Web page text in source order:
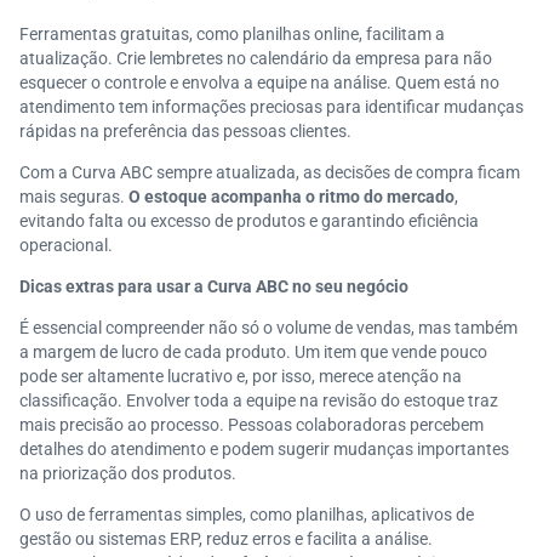
Ferramentas gratuitas, como planilhas online, facilitam a
atualização. Crie lembretes no calendário da empresa para não
esquecer o controle e envolva a equipe na análise. Quem está no
atendimento tem informações preciosas para identificar mudanças
rápidas na preferência das pessoas clientes.
Com a Curva ABC sempre atualizada, as decisões de compra ficam
mais seguras. O estoque acompanha o ritmo do mercado,
evitando falta ou excesso de produtos e garantindo eficiência
operacional.
Dicas extras para usar a Curva ABC no seu negócio
É essencial compreender não só o volume de vendas, mas também
a margem de lucro de cada produto. Um item que vende pouco
pode ser altamente lucrativo e, por isso, merece atenção na
classificação. Envolver toda a equipe na revisão do estoque traz
mais precisão ao processo. Pessoas colaboradoras percebem
detalhes do atendimento e podem sugerir mudanças importantes
na priorização dos produtos.
O uso de ferramentas simples, como planilhas, aplicativos de
gestão ou sistemas ERP, reduz erros e facilita a análise.